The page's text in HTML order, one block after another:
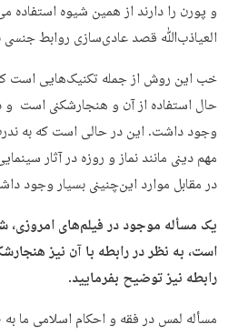
و پورن را دارند از همین شیوه استفاده
العیاذ‌بﷲ قصد عادی‌سازی روابط جنسی
خب این روش از جمله تکنیک‌هایی است که
حال استفاده از آن و هنجارشکنی است
وجود داشت. این در حالی است که به
مهم دینی مانند نماز و روزه در آثار
در مقابل موارد این‌چنینی بسیار وجود
یک مسأله‌ موجود در فیلم‌های
است، به نظر در رابطه با آن نیز
رابطه نیز توضیح بفرمایید.
مسأله لمس در فقه و احکام اسلامی ما